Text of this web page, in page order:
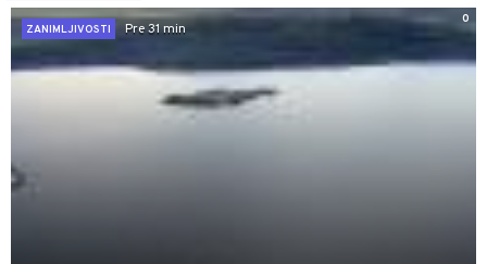
0
ZANIMLJIVOSTI
Pre 31 min